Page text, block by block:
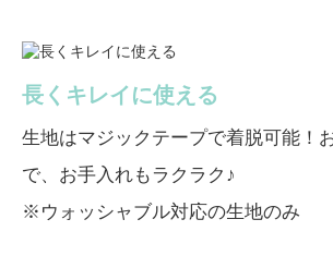
長くキレイに使える
生地はマジックテープで着脱可能！
で、お手入れもラクラク♪
※ウォッシャブル対応の生地のみ